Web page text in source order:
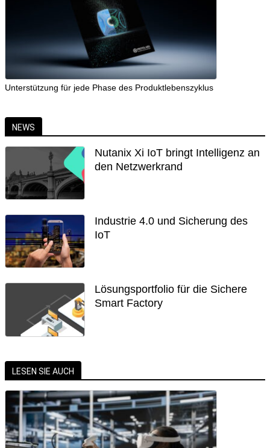
Unterstützung für jede Phase des Produktlebenszyklus
NEWS
Nutanix Xi IoT bringt Intelligenz an
den Netzwerkrand
Industrie 4.0 und Sicherung des
IoT
Lösungsportfolio für die Sichere
Smart Factory
LESEN SIE AUCH